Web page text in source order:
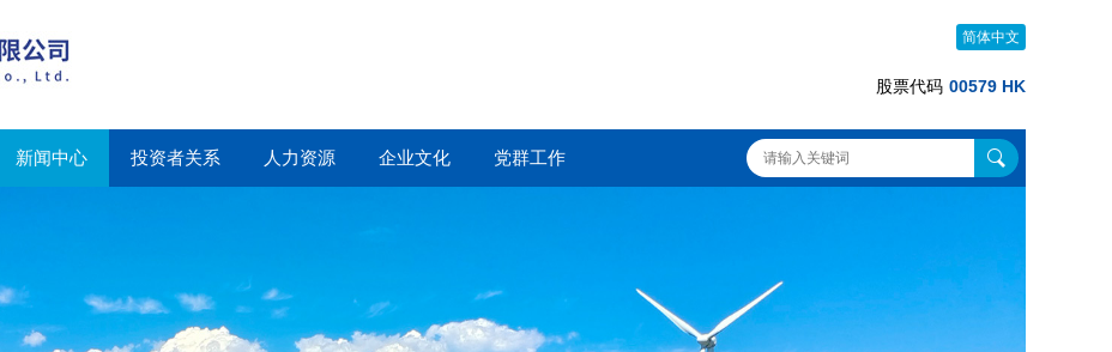
简体中文
股票代码 00579 HK
新闻中心 投资者关系 人力资源 企业文化 党群工作